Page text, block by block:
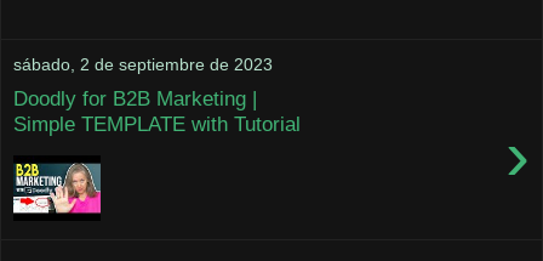
sábado, 2 de septiembre de 2023
Doodly for B2B Marketing |
Simple TEMPLATE with Tutorial
›